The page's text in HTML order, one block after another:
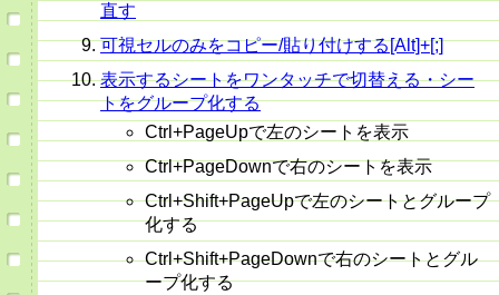
直す
可視セルのみをコピー/貼り付けする[Alt]+[;]
表示するシートをワンタッチで切替える・シー
トをグループ化する
Ctrl+PageUpで左のシートを表示
Ctrl+PageDownで右のシートを表示
Ctrl+Shift+PageUpで左のシートとグループ
化する
Ctrl+Shift+PageDownで右のシートとグル
ープ化する